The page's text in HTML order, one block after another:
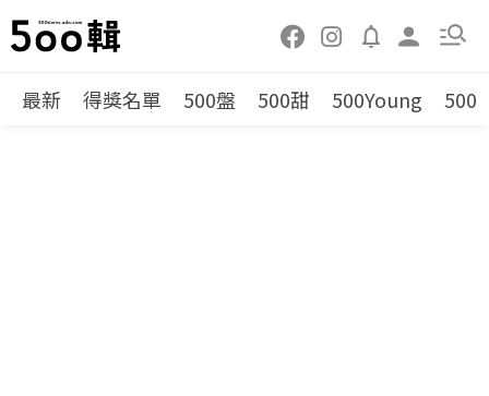
最新 得獎名單 500盤 500甜 500Young 500